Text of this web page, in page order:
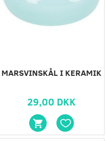
MARSVINSKÅL I KERAMIK
29,00 DKK